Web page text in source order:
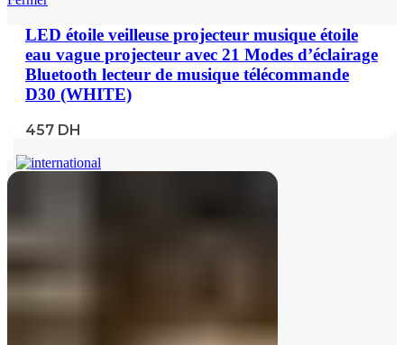
LED étoile veilleuse projecteur musique étoile
eau vague projecteur avec 21 Modes d’éclairage
Bluetooth lecteur de musique télécommande
D30 (WHITE)
457 DH